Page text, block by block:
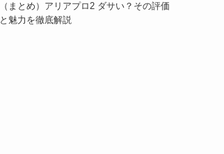
（まとめ）アリアプロ2 ダサい？その評価
と魅力を徹底解説